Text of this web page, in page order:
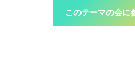
このテーマの会に